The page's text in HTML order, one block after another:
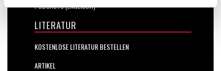
PODCASTS (ENGLISCH)
LITERATUR
KOSTENLOSE LITERATUR BESTELLEN
ARTIKEL